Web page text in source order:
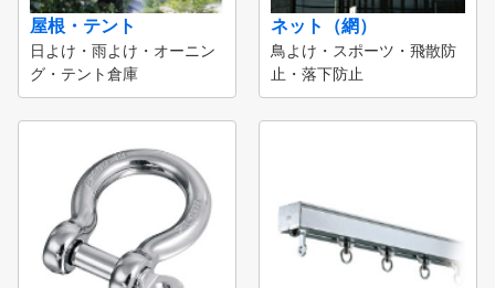
屋根・テント
日よけ・雨よけ・オーニン
グ・テント倉庫
ネット（網）
鳥よけ・スポーツ・飛散防
止・落下防止